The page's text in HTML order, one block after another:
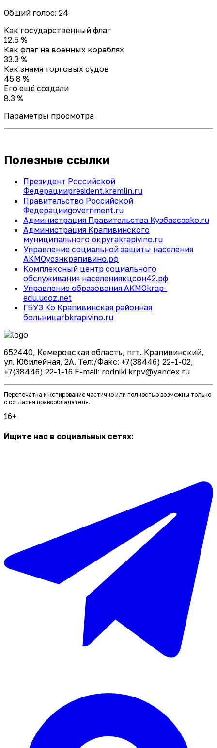
Общий голос: 24
Как государственный флаг
12.5 %
Как флаг на военных кораблях
33.3 %
Как знамя торговых судов
45.8 %
Его ещё создали
8.3 %
Параметры просмотра
Полезные ссылки
Президент Российской
Федерацииpresident.kremlin.ru
Правительство Российской
Федерацииgovernment.ru
Администрация Правительства Кузбассаako.ru
Администрация Крапивинского
муниципального округаkrapivino.ru
Управление социальной защиты населения
АКМОусзнкрапивино.рф
Комплексный центр социального
обслуживания населениякцсон42.рф
Управление образования АКМОkrap-
edu.ucoz.net
ГБУЗ Ко Крапивинская районная
больницаrbkrapivino.ru
652440, Кемеровская область, пгт. Крапивинский,
ул. Юбилейная, 2А. Тел:/Факс: +7(38446) 22-1-02,
+7(38446) 22-1-16 E-mail: rodniki.krpv@yandex.ru
Перепечатка и копирование частично или полностью возможны только
с согласия правообладателя.
16+
Ищите нас в социальных сетях: